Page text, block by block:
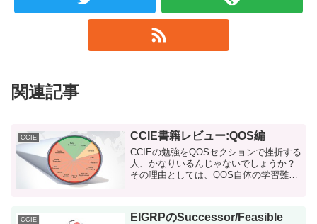
関連記事
CCIE CCIE書籍レビュー:QOS編
CCIEの勉強をQOSセクションで挫折する
人、かなりいるんじゃないでしょうか？
その理由としては、QOS自体の学習難易
CCIE
EIGRPのSuccessor/Feasible